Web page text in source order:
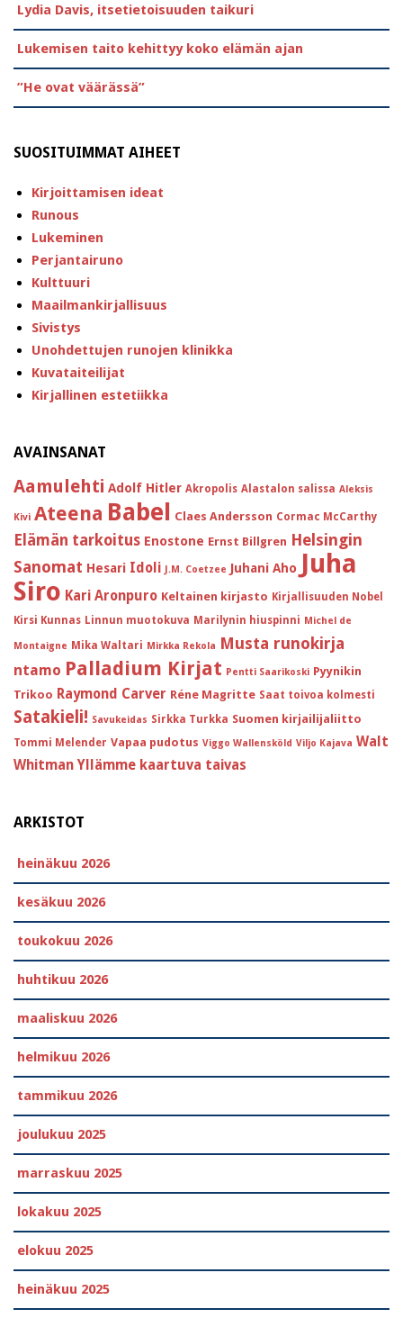
Lydia Davis, itsetietoisuuden taikuri
Lukemisen taito kehittyy koko elämän ajan
”He ovat väärässä”
SUOSITUIMMAT AIHEET
Kirjoittamisen ideat
Runous
Lukeminen
Perjantairuno
Kulttuuri
Maailmankirjallisuus
Sivistys
Unohdettujen runojen klinikka
Kuvataiteilijat
Kirjallinen estetiikka
AVAINSANAT
Aamulehti Adolf Hitler Akropolis Alastalon salissa Aleksis
Kivi Ateena Babel Claes Andersson Cormac McCarthy
Elämän tarkoitus Enostone Ernst Billgren Helsingin
Sanomat Hesari Idoli J.M. Coetzee Juhani Aho Juha
Siro Kari Aronpuro Keltainen kirjasto Kirjallisuuden Nobel
Kirsi Kunnas Linnun muotokuva Marilynin hiuspinni Michel de
Montaigne Mika Waltari Mirkka Rekola Musta runokirja
ntamo Palladium Kirjat Pentti Saarikoski Pyynikin
Trikoo Raymond Carver Réne Magritte Saat toivoa kolmesti
Satakieli! Savukeidas Sirkka Turkka Suomen kirjailijaliitto
Tommi Melender Vapaa pudotus Viggo Wallensköld Viljo Kajava Walt
Whitman Yllämme kaartuva taivas
ARKISTOT
heinäkuu 2026
kesäkuu 2026
toukokuu 2026
huhtikuu 2026
maaliskuu 2026
helmikuu 2026
tammikuu 2026
joulukuu 2025
marraskuu 2025
lokakuu 2025
elokuu 2025
heinäkuu 2025